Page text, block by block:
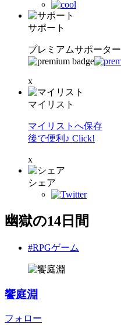
サポート
プレミアムサポーター
x
マイリスト
マイリストへ保存
後で便利♪ Click!
x
シェア
幽獄の14日間
#RPGゲーム
饗庭淵
フォロー